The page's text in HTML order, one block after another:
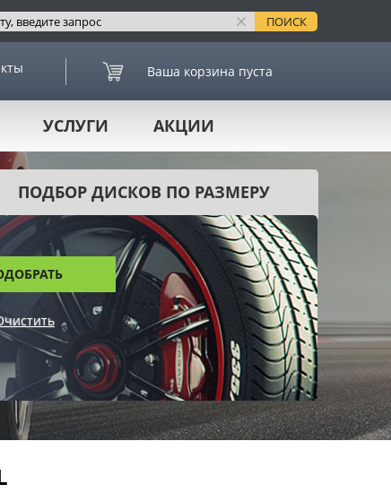
Ваша корзина пуста
УСЛУГИ АКЦИИ
ПОДБОР ДИСКОВ ПО РАЗМЕРУ